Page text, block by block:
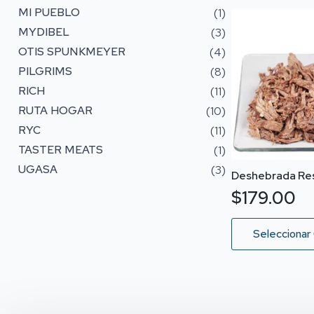
MI PUEBLO
(1)
MYDIBEL
(3)
OTIS SPUNKMEYER
(4)
PILGRIMS
(8)
RICH
(11)
RUTA HOGAR
(10)
RYC
(11)
TASTER MEATS
(1)
UGASA
(3)
hasta
$89.00
opciones
se
pueden
elegir
en
la
página
producto
Deshebrada
$179.00
Este
producto